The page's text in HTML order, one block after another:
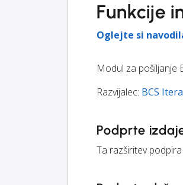
Funkcije
Oglejte si
Modul za pošiljanje
Razvijalec: BCS Itera
Podprte
Ta razširitev